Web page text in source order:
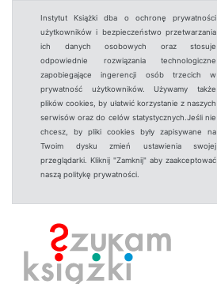
Instytut Książki dba o ochronę prywatności
użytkowników i bezpieczeństwo przetwarzania
ich danych osobowych oraz stosuje
odpowiednie rozwiązania technologiczne
zapobiegające ingerencji osób trzecich w
prywatność użytkowników. Używamy także
plików cookies, by ułatwić korzystanie z naszych
serwisów oraz do celów statystycznych.Jeśli nie
chcesz, by pliki cookies były zapisywane na
Twoim dysku zmień ustawienia swojej
przeglądarki. Kliknij "Zamknij" aby zaakceptować
naszą politykę prywatności.